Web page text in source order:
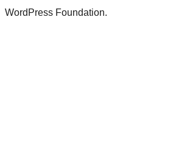
WordPress Foundation.